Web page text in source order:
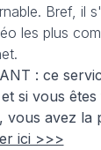
Bref, il
les plus
: ce
si vous êtes
vous avez la
ici >>>